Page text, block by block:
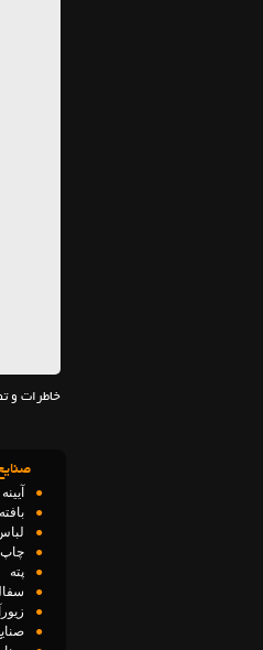
خاطرات و
●
●
●
●
چاپ
●
پته
●
●
●